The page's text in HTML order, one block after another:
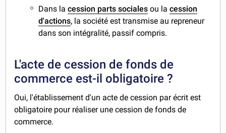
Dans lacession parts sociales ou la cession
d'actions, la société est transmise au repreneur
dans son intégralité, passif compris.
L'acte de cession de fonds de
commerce est-il obligatoire ?
Oui, l'établissement d'un acte de cession par écrit est
obligatoire pour réaliser une cession de fonds de
commerce.